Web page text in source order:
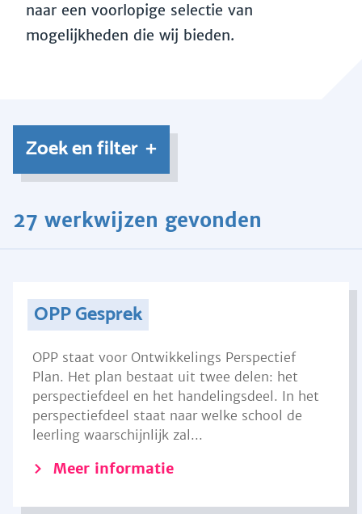
naar een voorlopige selectie van
mogelijkheden die wij bieden.
Zoek en filter
27 werkwijzen gevonden
OPP Gesprek
OPP staat voor Ontwikkelings Perspectief
Plan. Het plan bestaat uit twee delen: het
perspectiefdeel en het handelingsdeel. In het
perspectiefdeel staat naar welke school de
leerling waarschijnlijk zal...
Meer informatie